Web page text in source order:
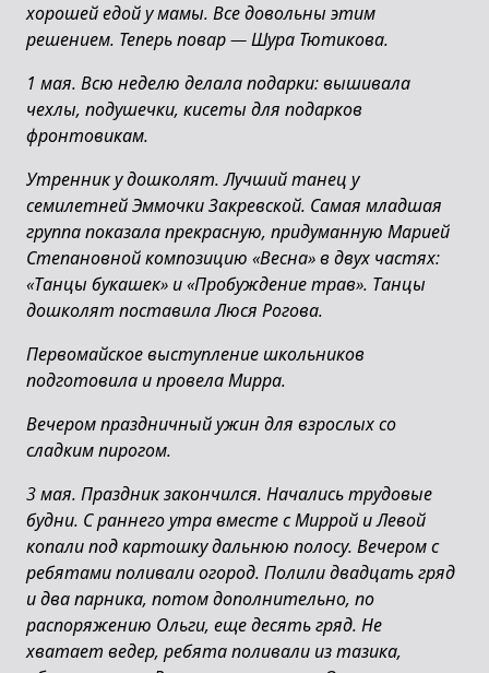
хорошей едой у мамы. Все довольны этим
решением. Теперь повар — Шура Тютикова.
1 мая. Всю неделю делала подарки: вышивала
чехлы, подушечки, кисеты для подарков
фронтовикам.
Утренник у дошколят. Лучший танец у
семилетней Эммочки Закревской. Самая младшая
группа показала прекрасную, придуманную Марией
Степановной композицию «Весна» в двух частях:
«Танцы букашек» и «Пробуждение трав». Танцы
дошколят поставила Люся Рогова.
Первомайское выступление школьников
подготовила и провела Мирра.
Вечером праздничный ужин для взрослых со
сладким пирогом.
3 мая. Праздник закончился. Начались трудовые
будни. С раннего утра вместе с Миррой и Левой
копали под картошку дальнюю полосу. Вечером с
ребятами поливали огород. Полили двадцать гряд
и два парника, потом дополнительно, по
распоряжению Ольги, еще десять гряд. Не
хватает ведер, ребята поливали из тазика,